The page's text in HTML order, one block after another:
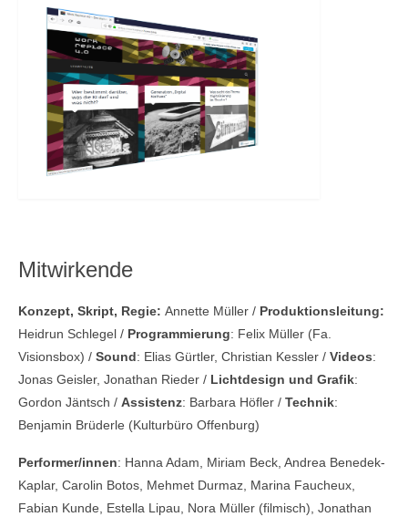
Mitwirkende
Konzept, Skript, Regie: Annette Müller / Produktionsleitung:
Heidrun Schlegel / Programmierung: Felix Müller (Fa.
Visionsbox) / Sound: Elias Gürtler, Christian Kessler / Videos:
Jonas Geisler, Jonathan Rieder / Lichtdesign und Grafik:
Gordon Jäntsch / Assistenz: Barbara Höfler / Technik:
Benjamin Brüderle (Kulturbüro Offenburg)
Performer/innen: Hanna Adam, Miriam Beck, Andrea Benedek-
Kaplar, Carolin Botos, Mehmet Durmaz, Marina Faucheux,
Fabian Kunde, Estella Lipau, Nora Müller (filmisch), Jonathan